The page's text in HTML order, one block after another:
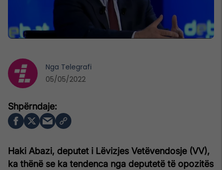
Haki Abazi, deputet i Lëvizjes Vetëvendosje (VV),
ka thënë se ka tendenca nga deputetë të opozitës
Nga Telegrafi
05/05/2022